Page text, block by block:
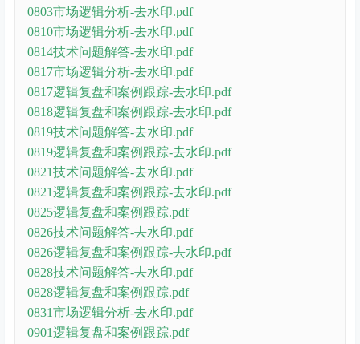
0803市场逻辑分析-去水印.pdf
0810市场逻辑分析-去水印.pdf
0814技术问题解答-去水印.pdf
0817市场逻辑分析-去水印.pdf
0817逻辑复盘和案例跟踪-去水印.pdf
0818逻辑复盘和案例跟踪-去水印.pdf
0819技术问题解答-去水印.pdf
0819逻辑复盘和案例跟踪-去水印.pdf
0821技术问题解答-去水印.pdf
0821逻辑复盘和案例跟踪-去水印.pdf
0825逻辑复盘和案例跟踪.pdf
0826技术问题解答-去水印.pdf
0826逻辑复盘和案例跟踪-去水印.pdf
0828技术问题解答-去水印.pdf
0828逻辑复盘和案例跟踪.pdf
0831市场逻辑分析-去水印.pdf
0901逻辑复盘和案例跟踪.pdf